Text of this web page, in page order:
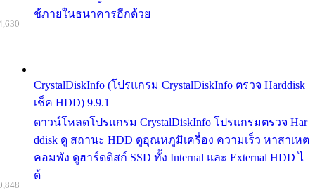
ช้ภายในธนาคารอีกด้วย
CrystalDiskInfo (โปรแกรม CrystalDiskInfo ตรวจ Harddisk
เช็ค HDD) 9.9.1
ดาวน์โหลดโปรแกรม CrystalDiskInfo โปรแกรมตรวจ Har
ddisk ดู สถานะ HDD ดูอุณหภูมิเครื่อง ความเร็ว หาสาเหต
คอมพัง ดูฮาร์ดดิสก์ SSD ทั้ง Internal และ External HDD ไ
ด้